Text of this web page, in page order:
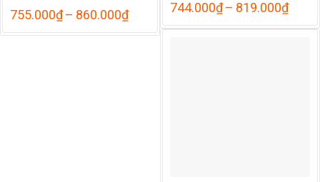
755.000₫– 860.000₫Khoảng
từ
744.000₫– 819.000₫
giá:
từ